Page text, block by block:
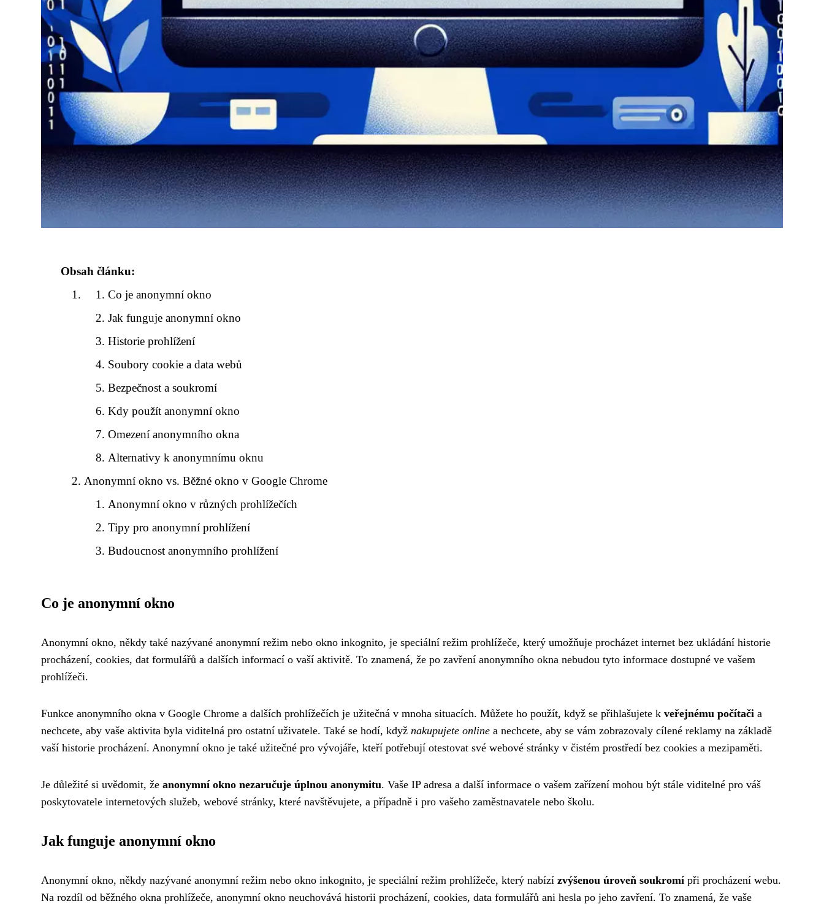
Obsah článku:
Co je anonymní okno
Jak funguje anonymní okno
Historie prohlížení
Soubory cookie a data webů
Bezpečnost a soukromí
Kdy použít anonymní okno
Omezení anonymního okna
Alternativy k anonymnímu oknu
Anonymní okno vs. Běžné okno v Google Chrome
Anonymní okno v různých prohlížečích
Tipy pro anonymní prohlížení
Budoucnost anonymního prohlížení
Co je anonymní okno
Anonymní okno, někdy také nazývané anonymní režim nebo okno inkognito, je speciální režim prohlížeče, který umožňuje procházet internet bez ukládání historie
procházení, cookies, dat formulářů a dalších informací o vaší aktivitě. To znamená, že po zavření anonymního okna nebudou tyto informace dostupné ve vašem
prohlížeči.
Funkce anonymního okna v Google Chrome a dalších prohlížečích je užitečná v mnoha situacích. Můžete ho použít, když se přihlašujete k veřejnému počítači a
nechcete, aby vaše aktivita byla viditelná pro ostatní uživatele. Také se hodí, když nakupujete online a nechcete, aby se vám zobrazovaly cílené reklamy na základě
vaší historie procházení. Anonymní okno je také užitečné pro vývojáře, kteří potřebují otestovat své webové stránky v čistém prostředí bez cookies a mezipaměti.
Je důležité si uvědomit, že anonymní okno nezaručuje úplnou anonymitu. Vaše IP adresa a další informace o vašem zařízení mohou být stále viditelné pro váš
poskytovatele internetových služeb, webové stránky, které navštěvujete, a případně i pro vašeho zaměstnavatele nebo školu.
Jak funguje anonymní okno
Anonymní okno, někdy nazývané anonymní režim nebo okno inkognito, je speciální režim prohlížeče, který nabízí zvýšenou úroveň soukromípři procházení webu.
Na rozdíl od běžného okna prohlížeče, anonymní okno neuchovává historii procházení, cookies, data formulářů ani hesla po jeho zavření. To znamená, že vaše